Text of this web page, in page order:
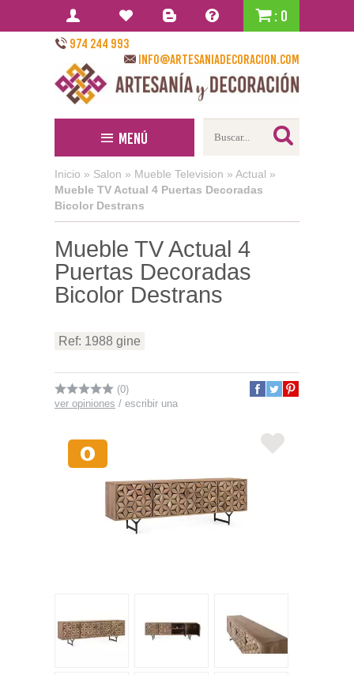
: 0
974 244 993
info@artesaniadecoracion.com
Menú
Inicio » Salon » Mueble Television » Actual »
Mueble TV Actual 4 Puertas Decoradas
Bicolor Destrans
Mueble TV Actual 4
Puertas Decoradas
Bicolor Destrans
Ref: 1988 gine
(0)
ver opiniones / escribir una